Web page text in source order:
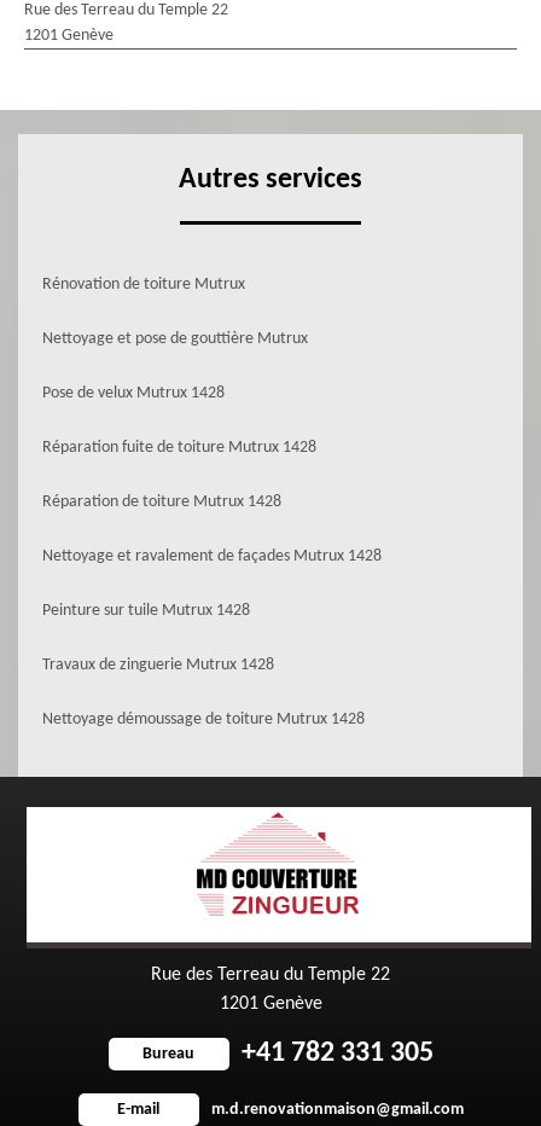
Rue des Terreau du Temple 22
1201 Genève
Autres services
Rénovation de toiture Mutrux
Nettoyage et pose de gouttière Mutrux
Pose de velux Mutrux 1428
Réparation fuite de toiture Mutrux 1428
Réparation de toiture Mutrux 1428
Nettoyage et ravalement de façades Mutrux 1428
Peinture sur tuile Mutrux 1428
Travaux de zinguerie Mutrux 1428
Nettoyage démoussage de toiture Mutrux 1428
Rue des Terreau du Temple 22
1201 Genève
Bureau +41 782 331 305
E-mail m.d.renovationmaison@gmail.com